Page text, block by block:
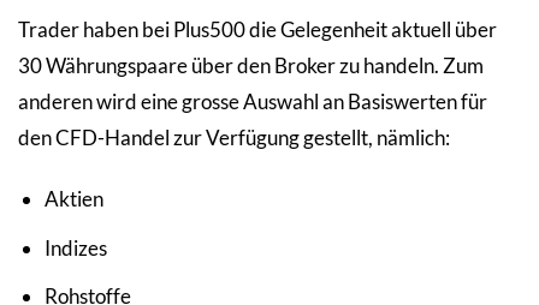
Trader haben bei Plus500 die Gelegenheit aktuell über
30 Währungspaare über den Broker zu handeln. Zum
anderen wird eine grosse Auswahl an Basiswerten für
den CFD-Handel zur Verfügung gestellt, nämlich:
Aktien
Indizes
Rohstoffe